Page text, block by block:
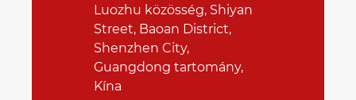
Luozhu közösség, Shiyan
Street, Baoan District,
Shenzhen City,
Guangdong tartomány,
Kína